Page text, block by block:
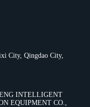
City, Qingdao City,
INTELLIGENT
EQUIPMENT CO.,